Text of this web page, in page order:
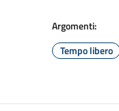
Argomenti:
Tempo libero